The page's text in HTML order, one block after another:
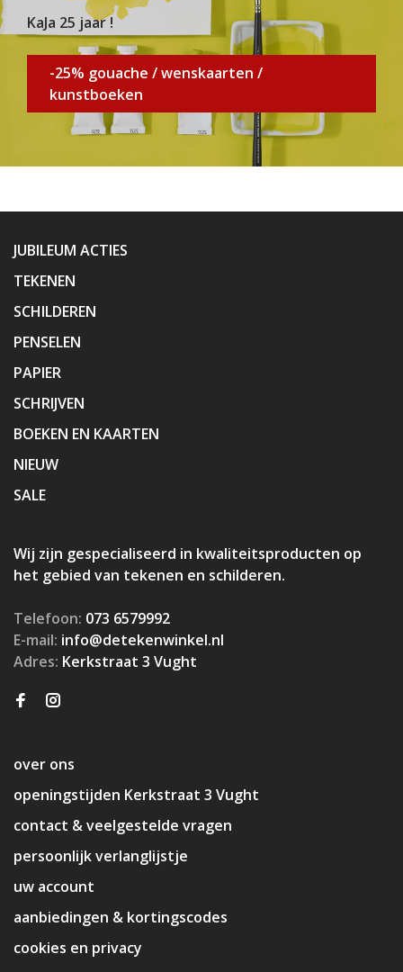
KaJa 25 jaar !
-25% gouache / wenskaarten /
kunstboeken
JUBILEUM ACTIES
TEKENEN
SCHILDEREN
PENSELEN
PAPIER
SCHRIJVEN
BOEKEN EN KAARTEN
NIEUW
SALE
Wij zijn gespecialiseerd in kwaliteitsproducten op
het gebied van tekenen en schilderen.
Telefoon: 073 6579992
E-mail: info@detekenwinkel.nl
Adres: Kerkstraat 3 Vught
over ons
openingstijden Kerkstraat 3 Vught
contact & veelgestelde vragen
persoonlijk verlanglijstje
uw account
aanbiedingen & kortingscodes
cookies en privacy